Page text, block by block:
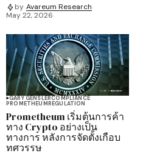
by Avareum Research
May 22, 2026
GARY GENSLERCOMPLIANCE
PROMETHEUMREGULATION
Prometheum เริ่มต้นการค้า
ทาง Crypto อย่างเป็น
ทางการ หลังการจัดตั้งเกือบ
ทศวรรษ